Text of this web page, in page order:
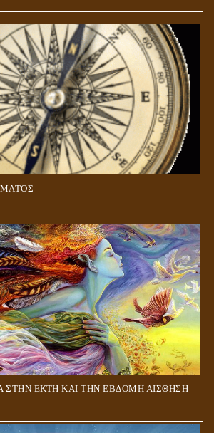
ΣΤΗΝ ΕΚΤΗ ΚΑΙ ΤΗΝ ΕΒΔΟΜΗ ΑΙΣΘΗΣΗ
ΑΡΠΑΓΗ: ΔΥΟ ΔΙΑΦΟΡΕΤΙΚΕΣ
ΠΕΡΙ ΚΡΙΣΕΩΣ